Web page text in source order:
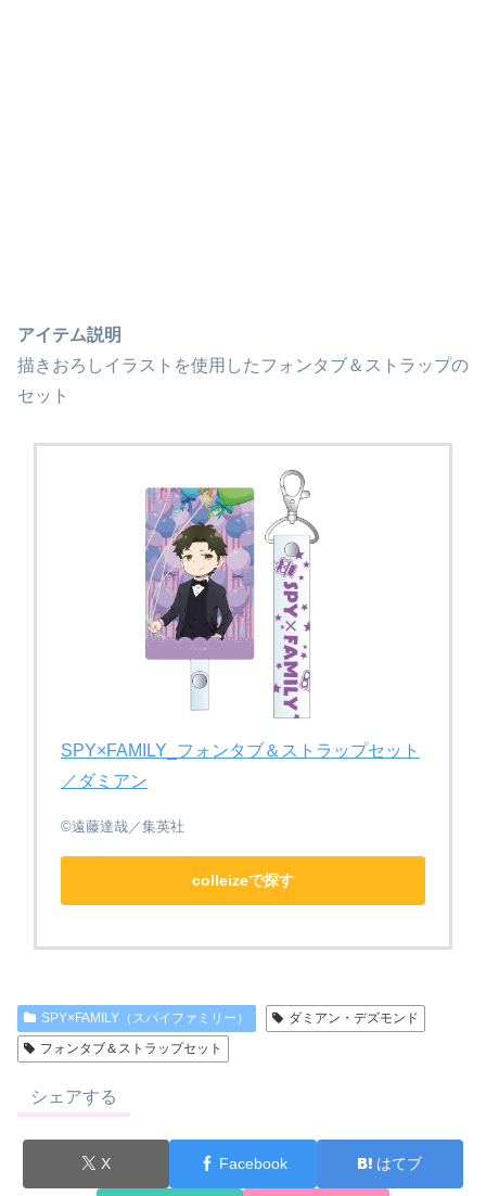
アイテム説明
描きおろしイラストを使用したフォンタブ＆ストラップの
セット
SPY×FAMILY_フォンタブ＆ストラップセット
／ダミアン
©遠藤達哉／集英社
colleizeで探す
SPY×FAMILY（スパイファミリー）
ダミアン・デズモンド
フォンタブ＆ストラップセット
シェアする
X Facebook はてブ